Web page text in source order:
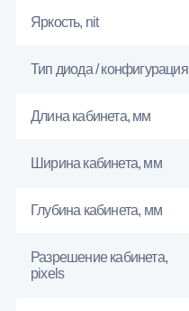
Яркость, nit
Тип диода / конфигурация
Длина кабинета, мм
Ширина кабинета, мм
Глубина кабинета, мм
Разрешение кабинета,
pixels